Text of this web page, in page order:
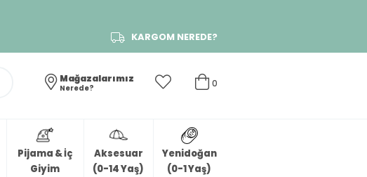
KARGOM NEREDE?
0
Mağazalarımız
Nerede?
Pijama & İç
Giyim
Aksesuar
(0-14 Yaş)
Yenidoğan
(0-1 Yaş)